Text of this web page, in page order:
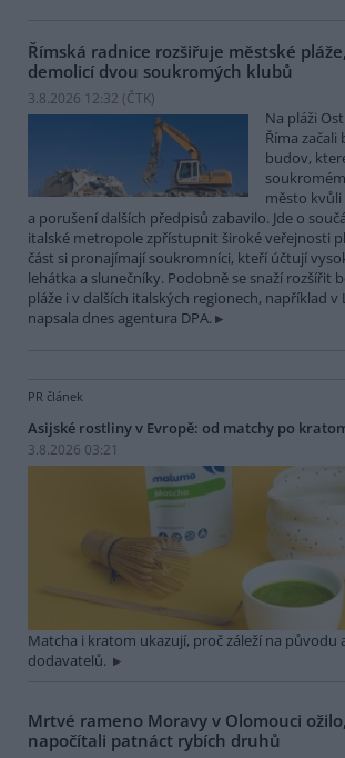
Římská radnice rozšiřuje městské
demolicí dvou soukromých klubů
3.8.2026 12:32 (ČTK)
Na pláži
Říma
budov,
město
a porušení dalších předpisů zabavilo. Jde o
italské metropole zpřístupnit široké veřejnosti
část si pronajímají soukromníci, kteří účtují
lehátka a slunečníky. Podobně se snaží rozšířit
pláže i v dalších italských regionech, například v
napsala dnes agentura DPA.
PR článek
Asijské rostliny v Evropě: od matchy po
3.8.2026 03:21
Matcha i kratom ukazují, proč záleží na původu
dodavatelů.
Mrtvé rameno Moravy v Olomouci
napočítali patnáct rybích druhů